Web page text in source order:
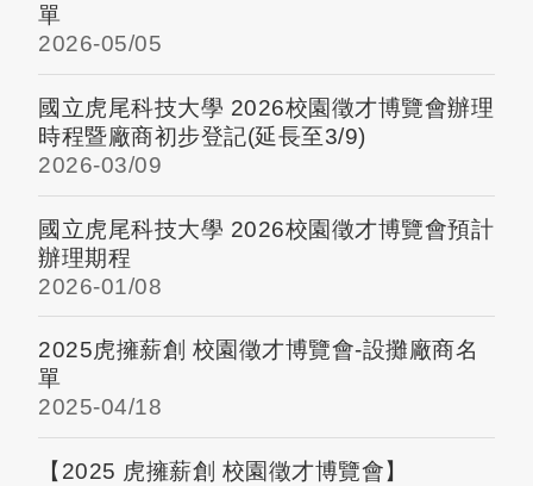
單
2026-05/05
國立虎尾科技大學 2026校園徵才博覽會辦理
時程暨廠商初步登記(延長至3/9)
2026-03/09
國立虎尾科技大學 2026校園徵才博覽會預計
辦理期程
2026-01/08
2025虎擁薪創 校園徵才博覽會-設攤廠商名
單
2025-04/18
【2025 虎擁薪創 校園徵才博覽會】